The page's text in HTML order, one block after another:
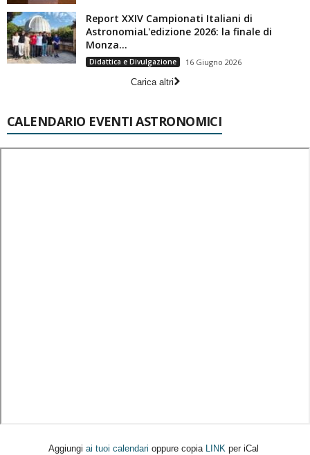
Report XXIV Campionati Italiani di
AstronomiaL'edizione 2026: la finale di
Monza...
Didattica e Divulgazione
16 Giugno 2026
Carica altri
CALENDARIO EVENTI ASTRONOMICI
Aggiungi ai tuoi calendari oppure copia LINK per iCal